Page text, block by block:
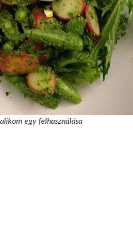
egy felhasználása